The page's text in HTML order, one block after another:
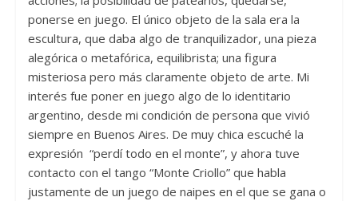
ponerse en juego. El único objeto de la sala era la
escultura, que daba algo de tranquilizador, una pieza
alegórica o metafórica, equilibrista; una figura
misteriosa pero más claramente objeto de arte. Mi
interés fue poner en juego algo de lo identitario
argentino, desde mi condición de persona que vivió
siempre en Buenos Aires. De muy chica escuché la
expresión “perdí todo en el monte”, y ahora tuve
contacto con el tango “Monte Criollo” que habla
justamente de un juego de naipes en el que se gana o